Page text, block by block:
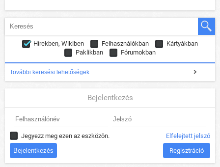
Hírekben, Wikiben Felhasználókban
Kártyákban
Paklikban
Fórumokban
További keresési lehetőségek
Bejelentkezés
Jegyezz meg ezen az eszközön. Elfelejtett jelszó
Regisztráció